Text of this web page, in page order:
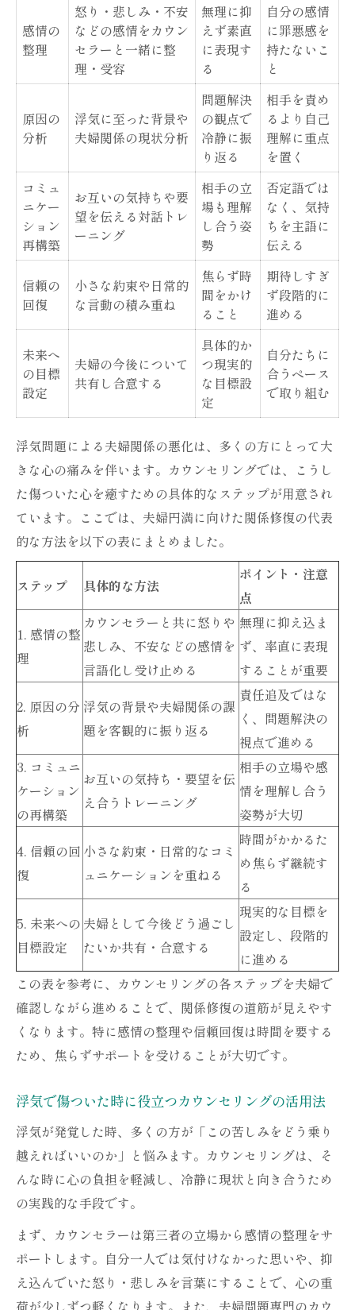
ス
関係修復でやってはいけないこととは
浮気問題に向き合うカウンセリングの効果
信頼回復を目指すための夫婦カウンセリング
信頼を取り戻す夫婦カウンセリングの流れ
夫婦カウンセリングの選び方ポイント比較
表
効果的なカウンセリングの進め方と注意点
信頼再構築に必要なカウンセリング技法
夫婦カウンセリングで得られる心の変化
関係改善のために知るべきカウンセリング効果
カウンセリングが関係改善に与える主な効
果一覧
関係改善を目指すカウンセリングの実例紹
介
夫婦カウンセリングの口コミから見る効果
カウンセリングを受けることで変わる夫婦
の関係
カウンセリングの効果が出やすいケースと
は
誠実な対話が育む関係再生の秘訣とは
関係再生に役立つ誠実な対話のポイント表
話し合いが夫婦関係に与える影響
カウンセリングを活用した対話のコツ
再生に向けた対話術とカウンセリングの併
用
誠実な対話が信頼回復につながる理由
夫婦問題の解決に役立つカウンセリング事例
夫婦問題解決のためのカウンセリング実例
集
浮気問題を乗り越えたカウンセリング体験
談
離婚回避を目指すカウンセリングの進め方
妻だけのカウンセリング活用法
カウンセリングで見つける夫婦の新しい関
係
感情の
整理
怒り・悲しみ・不安
などの感情をカウン
セラーと一緒に整
理・受容
無理に抑
えず素直
に表現す
る
自分の感情
に罪悪感を
持たないこ
と
原因の
分析
浮気に至った背景や
夫婦関係の現状分析
問題解決
の観点で
冷静に振
り返る
相手を責め
るより自己
理解に重点
を置く
コミュ
ニケー
ション
再構築
お互いの気持ちや要
望を伝える対話トレ
ーニング
相手の立
場も理解
し合う姿
勢
否定語では
なく、気持
ちを主語に
伝える
信頼の
回復
小さな約束や日常的
な言動の積み重ね
焦らず時
間をかけ
ること
期待しすぎ
ず段階的に
進める
未来へ
の目標
設定
夫婦の今後について
共有し合意する
具体的か
つ現実的
な目標設
定
自分たちに
合うペース
で取り組む
浮気問題による夫婦関係の悪化は、多くの方にとって大
きな心の痛みを伴います。カウンセリングでは、こうし
た傷ついた心を癒すための具体的なステップが用意され
ています。ここでは、夫婦円満に向けた関係修復の代表
的な方法を以下の表にまとめました。
ステップ 具体的な方法
ポイント・注意
点
1. 感情の整
理
カウンセラーと共に怒りや
悲しみ、不安などの感情を
言語化し受け止める
無理に抑え込ま
ず、率直に表現
することが重要
2. 原因の分
析
浮気の背景や夫婦関係の課
題を客観的に振り返る
責任追及ではな
く、問題解決の
視点で進める
3. コミュニ
ケーション
の再構築
お互いの気持ち・要望を伝
え合うトレーニング
相手の立場や感
情を理解し合う
姿勢が大切
4. 信頼の回
復
小さな約束・日常的なコミ
ュニケーションを重ねる
時間がかかるた
め焦らず継続す
る
5. 未来への
目標設定
夫婦として今後どう過ごし
たいか共有・合意する
現実的な目標を
設定し、段階的
に進める
この表を参考に、カウンセリングの各ステップを夫婦で
確認しながら進めることで、関係修復の道筋が見えやす
くなります。特に感情の整理や信頼回復は時間を要する
ため、焦らずサポートを受けることが大切です。
浮気で傷ついた時に役立つカウンセリングの活用法
浮気が発覚した時、多くの方が「この苦しみをどう乗り
越えればいいのか」と悩みます。カウンセリングは、そ
んな時に心の負担を軽減し、冷静に現状と向き合うため
の実践的な手段です。
まず、カウンセラーは第三者の立場から感情の整理をサ
ポートします。自分一人では気付けなかった思いや、抑
え込んでいた怒り・悲しみを言葉にすることで、心の重
荷が少しずつ軽くなります。また、夫婦問題専門のカウ